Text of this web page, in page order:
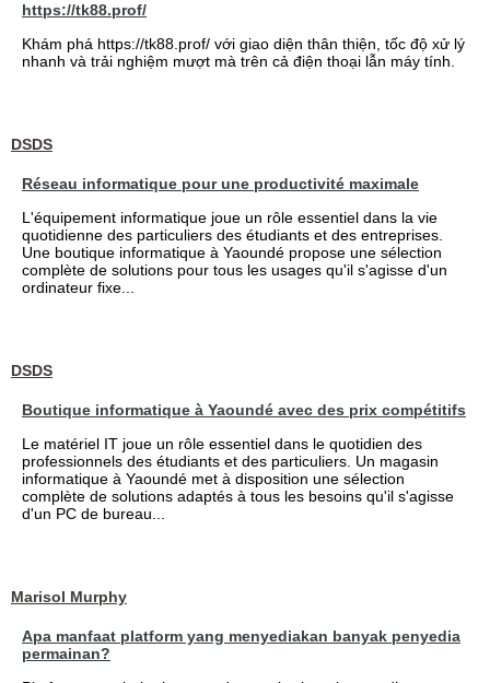
https://tk88.prof/
Khám phá https://tk88.prof/ với giao diện thân thiện, tốc độ xử lý
nhanh và trải nghiệm mượt mà trên cả điện thoại lẫn máy tính.
DSDS
Réseau informatique pour une productivité maximale
L'équipement informatique joue un rôle essentiel dans la vie
quotidienne des particuliers des étudiants et des entreprises.
Une boutique informatique à Yaoundé propose une sélection
complète de solutions pour tous les usages qu'il s'agisse d'un
ordinateur fixe...
DSDS
Boutique informatique à Yaoundé avec des prix compétitifs
Le matériel IT joue un rôle essentiel dans le quotidien des
professionnels des étudiants et des particuliers. Un magasin
informatique à Yaoundé met à disposition une sélection
complète de solutions adaptés à tous les besoins qu'il s'agisse
d'un PC de bureau...
Marisol Murphy
Apa manfaat platform yang menyediakan banyak penyedia
permainan?